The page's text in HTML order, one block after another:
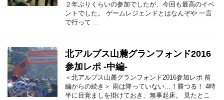
２年ぶりくらいの参加でしたが、今回も最高のイベ
ントでした。 ゲームレジェンドとはなんぞや 一言
で行って ...
北アルプス山麓グランフォンド2016
参加レポ -中編-
＜北アルプス山麓グランフォンド2016参加レポ 前
編からの続き＞ 雨は降っていない…！勝つる！ 4時
半に目覚ましを掛けておき、無事起床。 見たとこ